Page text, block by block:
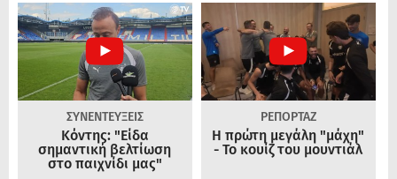
ΣΥΝΕΝΤΕΥΞΕΙΣ
Κόντης: "Είδα
σημαντική βελτίωση
στο παιχνίδι μας"
ΡΕΠΟΡΤΑΖ
Η πρώτη μεγάλη "μάχη"
- Το κουίζ του μουντιάλ